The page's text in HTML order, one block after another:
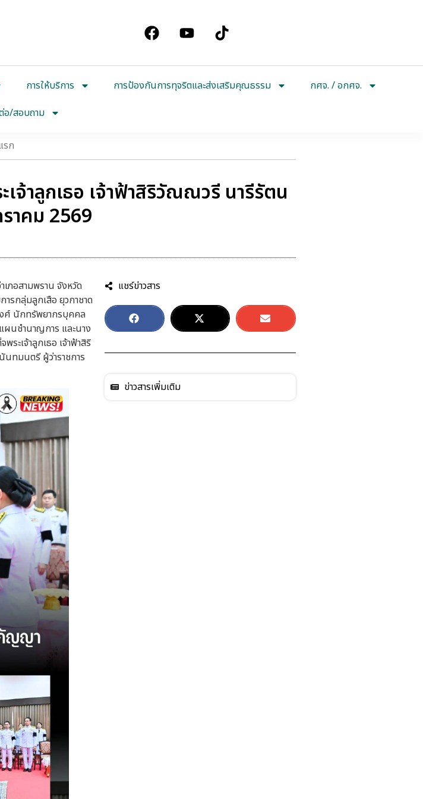
การให้บริการ การป้องกันการทุจริตและส่งเสริมคุณธรรม
กศจ. / อกศจ.
อ/สอบถาม
รก
จ้าลูกเธอ เจ้าฟ้าสิริวัณณวรี นารีรัตน
าคม 2569
ภอสามพราน จังหวัด
รกลุ่มลูกเสือ ยุวกาชาด
ศ์ นักทรัพยากรบุคคล
ผนชำนาญการ และนาง
ะเจ้าลูกเธอ เจ้าฟ้าสิริ
นทมนตรี ผู้ว่าราชการ
แชร์ข่าวสาร
ข่าวสารเพิ่มเติม